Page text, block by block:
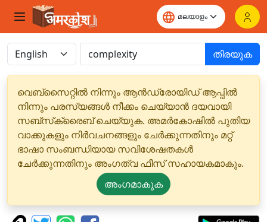
തിരയുക
വെബ്‌സൈറ്റിൽ നിന്നും ആൻഡ്രോയിഡ് ആപ്പിൽ
നിന്നും പരസ്യങ്ങൾ നീക്കം ചെയ്യാൻ ദയവായി
സബ്‌സ്‌ക്രൈബ് ചെയ്യുക. അമർകോഷിൽ പുതിയ
വാക്കുകളും നിർവചനങ്ങളും ചേർക്കുന്നതിനും മറ്റ്
ഭാഷാ സംബന്ധിയായ സവിശേഷതകൾ
ചേർക്കുന്നതിനും അംഗത്വ ഫീസ് സഹായകമാകും.
അംഗമാകുക